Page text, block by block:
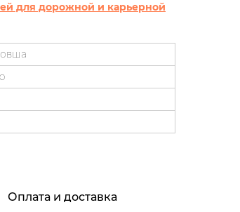
для дорожной и карьерной
Оплата и доставка